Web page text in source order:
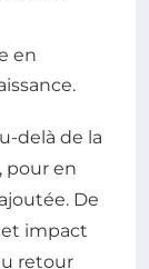
en
delà de la
pour en
De
impact
retour